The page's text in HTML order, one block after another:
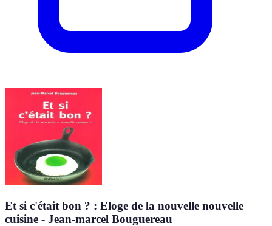
Et si c'était bon ? : Eloge de la nouvelle nouvelle
cuisine - Jean-marcel Bouguereau